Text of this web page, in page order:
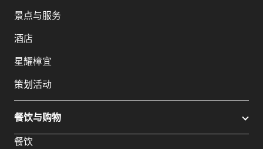
景点与服务
酒店
星耀樟宜
策划活动
餐饮与购物
餐饮